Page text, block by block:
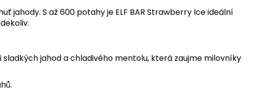
jahody. S až 600 potahy je ELF BAR Strawberry Ice ideální
jahod a chladivého mentolu, která zaujme milovníky